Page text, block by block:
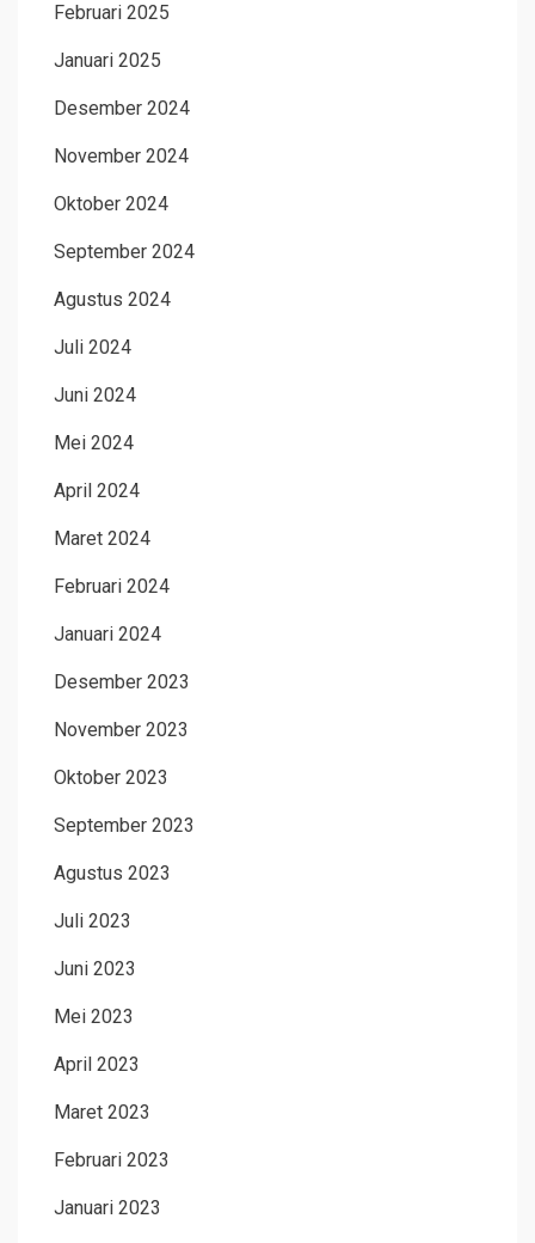
Februari 2025
Januari 2025
Desember 2024
November 2024
Oktober 2024
September 2024
Agustus 2024
Juli 2024
Juni 2024
Mei 2024
April 2024
Maret 2024
Februari 2024
Januari 2024
Desember 2023
November 2023
Oktober 2023
September 2023
Agustus 2023
Juli 2023
Juni 2023
Mei 2023
April 2023
Maret 2023
Februari 2023
Januari 2023